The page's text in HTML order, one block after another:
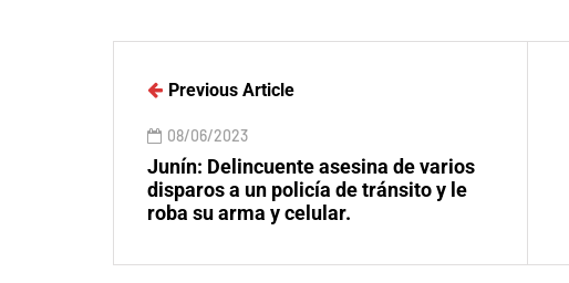
Previous Article
08/06/2023
Junín: Delincuente asesina de varios
disparos a un policía de tránsito y le
roba su arma y celular.